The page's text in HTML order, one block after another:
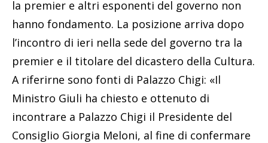
la premier e altri esponenti del governo non
hanno fondamento. La posizione arriva dopo
l’incontro di ieri nella sede del governo tra la
premier e il titolare del dicastero della Cultura.
A riferirne sono fonti di Palazzo Chigi: «Il
Ministro Giuli ha chiesto e ottenuto di
incontrare a Palazzo Chigi il Presidente del
Consiglio Giorgia Meloni, al fine di confermare